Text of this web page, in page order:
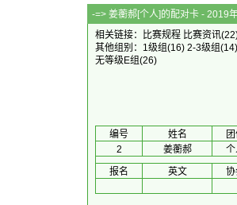
-=> 姜蘅郝[个人]的配对卡
相关链接：
比赛规程 比赛资讯
其他组别： 1级组(16) 2-3级组(14)
无等级E组(26)
编号 姓名
2
姜蘅郝
报名
英文